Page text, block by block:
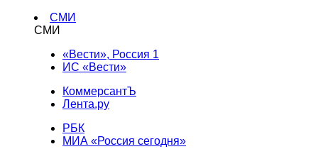
СМИ
СМИ
«Вести», Россия 1
ИС «Вести»
КоммерсантЪ
Лента.ру
РБК
МИА «Россия сегодня»